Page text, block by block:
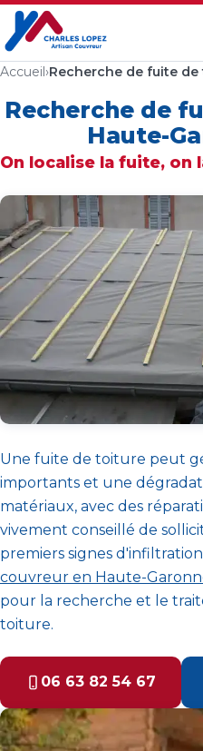
Accueil›Recherche de fuite de
Recherche de
Haute-
On localise la fuite, on
Une fuite de toiture peut
importants et une
matériaux, avec des
vivement conseillé de
premiers signes
couvreur en Haute-
pour la recherche et le
toiture.
06 63 82 54 67